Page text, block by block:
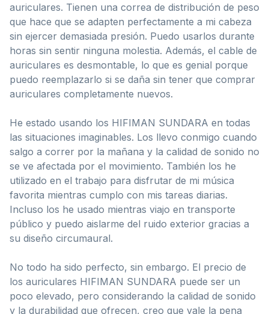
auriculares. Tienen una correa de distribución de peso
que hace que se adapten perfectamente a mi cabeza
sin ejercer demasiada presión. Puedo usarlos durante
horas sin sentir ninguna molestia. Además, el cable de
auriculares es desmontable, lo que es genial porque
puedo reemplazarlo si se daña sin tener que comprar
auriculares completamente nuevos.
He estado usando los HIFIMAN SUNDARA en todas
las situaciones imaginables. Los llevo conmigo cuando
salgo a correr por la mañana y la calidad de sonido no
se ve afectada por el movimiento. También los he
utilizado en el trabajo para disfrutar de mi música
favorita mientras cumplo con mis tareas diarias.
Incluso los he usado mientras viajo en transporte
público y puedo aislarme del ruido exterior gracias a
su diseño circumaural.
No todo ha sido perfecto, sin embargo. El precio de
los auriculares HIFIMAN SUNDARA puede ser un
poco elevado, pero considerando la calidad de sonido
y la durabilidad que ofrecen, creo que vale la pena